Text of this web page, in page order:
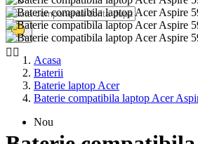
Acasa
Baterii
Baterie laptop Acer
Baterie compatibila laptop Acer
Nou
 